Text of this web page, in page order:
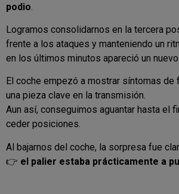
podio
Logramos consolidarnos en la tercera
frente a los ataques y manteniendo un
en los últimos minutos apareció un
El coche empezó a mostrar síntomas de
una pieza clave en la transmisión.
Aun así, conseguimos aguantar hasta el
ceder posiciones.
Al bajarnos del coche, la sorpresa fue
👉 el palier estaba prácticamente a